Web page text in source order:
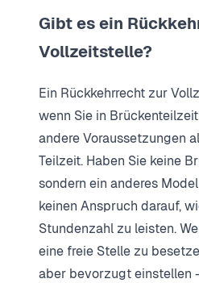
Gibt es ein
Vollzeitstelle?
Ein Rückkehrrecht zur
wenn Sie in
andere Voraussetzungen
Teilzeit. Haben Sie keine
sondern ein anderes
keinen Anspruch darauf,
Stundenzahl zu leisten.
eine freie Stelle zu
aber bevorzugt einstellen